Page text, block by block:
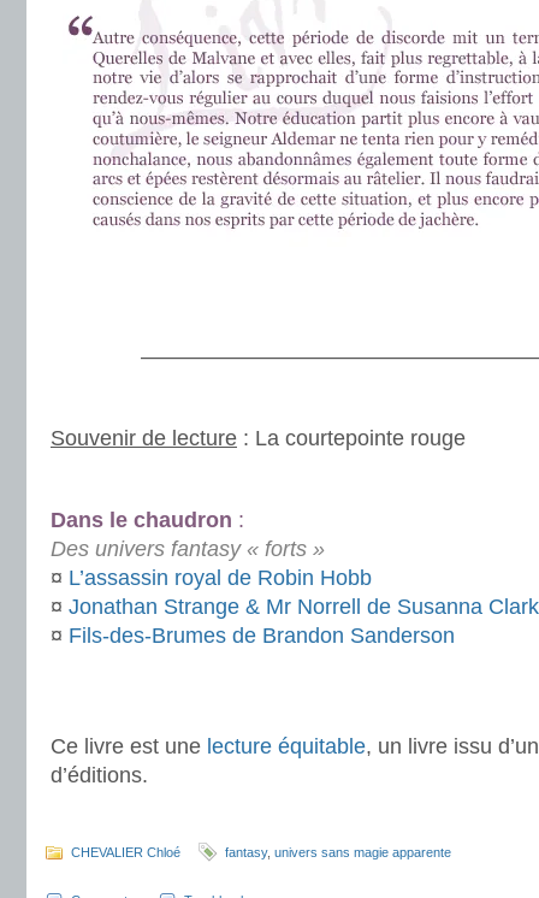
Souvenir de lecture : La courtepointe rouge
Dans le chaudron :
Des univers fantasy « forts »
¤ L’assassin royal de Robin Hobb
¤ Jonathan Strange & Mr Norrell de Susanna
¤ Fils-des-Brumes de Brandon Sanderson
Ce livre est une lecture équitable, un livre issu
d’éditions.
CHEVALIER Chloé fantasy, univers sans magie apparente